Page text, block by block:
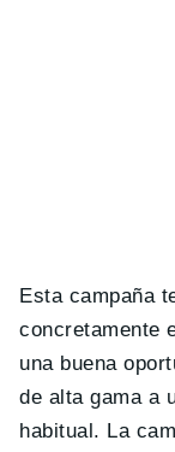
Esta campaña
concretamente
una buena
de alta gama a
habitual. La